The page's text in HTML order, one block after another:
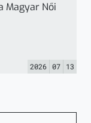
Magyar Női
2026 07 13